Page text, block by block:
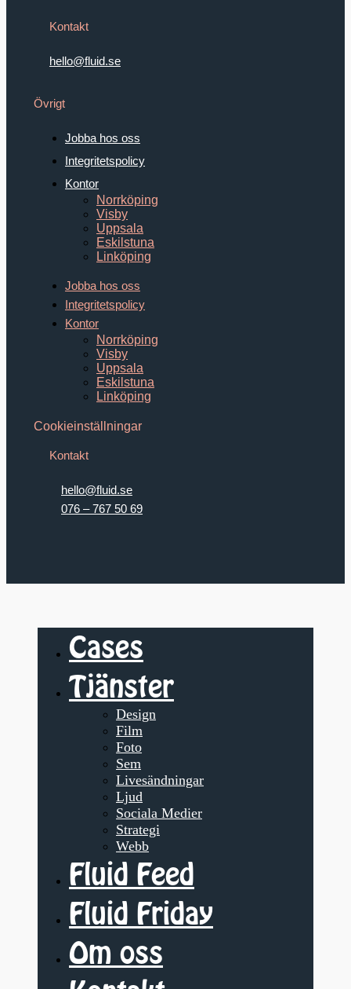
Kontakt
hello@fluid.se
Övrigt
Jobba hos oss
Integritetspolicy
Kontor
Norrköping
Visby
Uppsala
Eskilstuna
Linköping
Jobba hos oss
Integritetspolicy
Kontor
Norrköping
Visby
Uppsala
Eskilstuna
Linköping
Cookieinställningar
Kontakt
hello@fluid.se
076 – 767 50 69
Cases
Tjänster
Design
Film
Foto
Sem
Livesändningar
Ljud
Sociala Medier
Strategi
Webb
Fluid Feed
Fluid Friday
Om oss